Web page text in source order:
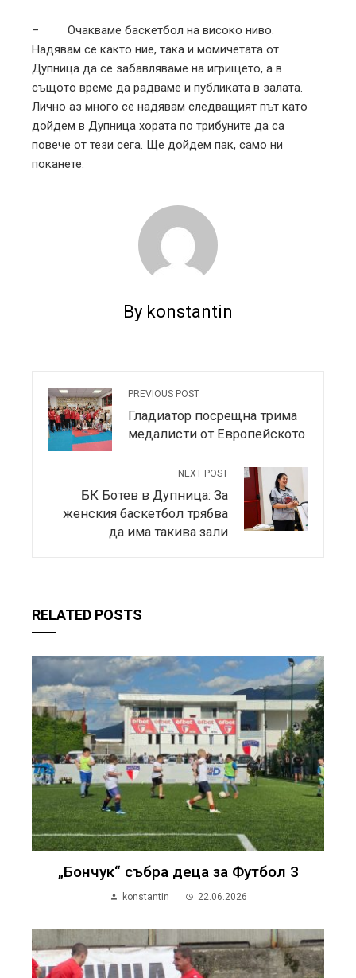
– Очакваме баскетбол на високо ниво.
Надявам се както ние, така и момичетата от
Дупница да се забавляваме на игрището, а в
същото време да радваме и публиката в залата.
Лично аз много се надявам следващият път като
дойдем в Дупница хората по трибуните да са
повече от тези сега. Ще дойдем пак, само ни
поканете.
By konstantin
PREVIOUS POST
Гладиатор посрещна трима
медалисти от Европейското
NEXT POST
БК Ботев в Дупница: За
женския баскетбол трябва
да има такива зали
RELATED POSTS
„Бончук“ събра деца за Футбол 3
konstantin 22.06.2026